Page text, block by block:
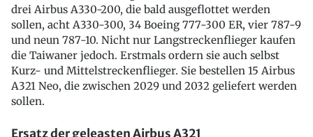
drei Airbus A330-200, die bald ausgeflottet werden
sollen, acht A330-300, 34 Boeing 777-300 ER, vier 787-9
und neun 787-10. Nicht nur Langstreckenflieger kaufen
die Taiwaner jedoch. Erstmals ordern sie auch selbst
Kurz- und Mittelstreckenflieger. Sie bestellen 15 Airbus
A321 Neo, die zwischen 2029 und 2032 geliefert werden
sollen.
Ersatz der geleasten Airbus A321